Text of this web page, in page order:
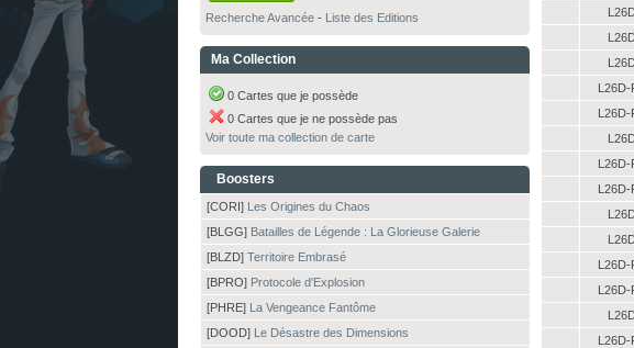
Recherche Avancée - Liste des Editions
Ma Collection
0 Cartes que je possède
0 Cartes que je ne possède pas
Voir toute ma collection de carte
Boosters
[CORI] Les Origines du Chaos
[BLGG] Batailles de Légende : La Glorieuse Galerie
[BLZD] Territoire Embrasé
[BPRO] Protocole d'Explosion
[PHRE] La Vengeance Fantôme
[DOOD] Le Désastre des Dimensions
L26D-
L26D-
L26D-
L26D-
L26D-
L26D-
L26D-